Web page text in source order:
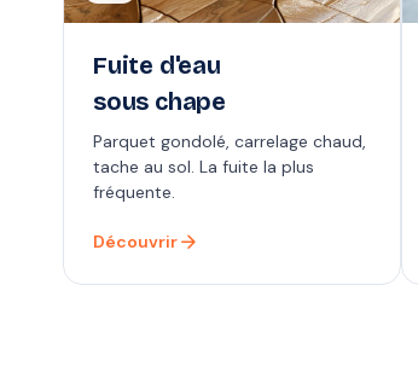
Fuite d'eau
sous chape
Parquet gondolé, carrelage chaud,
tache au sol. La fuite la plus
fréquente.
Découvrirarrow_forward